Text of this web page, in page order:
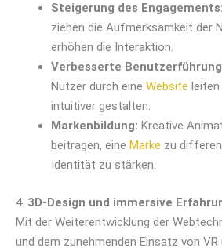
Steigerung des Engagements:
ziehen die Aufmerksamkeit der
erhöhen die Interaktion.
Verbesserte
Nutzer durch eine Website leiten
intuitiver gestalten.
Markenbildung: Kreative
beitragen, eine Marke zu
Identität zu stärken.
4. 3D-Design und immersive
Mit der Weiterentwicklung der
und dem zunehmenden Einsatz von VR